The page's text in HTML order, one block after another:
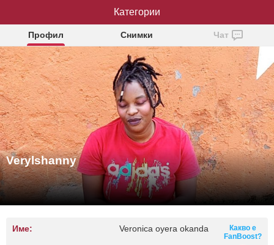
Verylshanny
Профил Снимки Чат
Verylshanny
Име: Veronica oyera okanda
Какво е
FanBoost?
Категории